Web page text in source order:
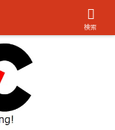
検索